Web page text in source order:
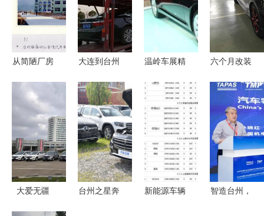
从简陋厂房
台州吉利老
照片背后的
汽车企变
大连到台州
务 高效时
效与可靠选
择
温岭车展精
州19楼联合
拉风汽车为
您报道
六个月改装
蜕变之路
——温州分
会版主求认
证，台州汽
车情缘
大爱无疆
台州之星奔
新能源车辆
智造台州，